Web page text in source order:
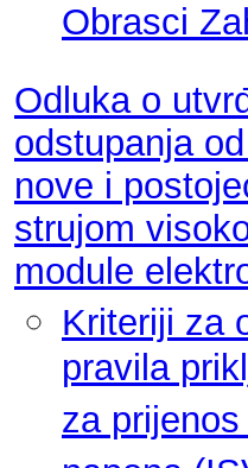
Obrasci
Odluka o
odstupanja
nove i
strujom
module
Kriteriji za
pravila
za